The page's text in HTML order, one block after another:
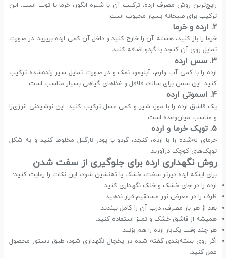
رایج‌ترین روش مصرف ارده، ترکیب آن با شیره انگور، خرما یا توت است. این
ترکیب برای صبحانه بسیار محبوب است.
۲. ارده و خرما
خرما را باز کنید، هسته آن را خارج کنید و داخل آن کمی ارده بریزید. در صورت
تمایل روی آن کنجد یا گردو اضافه کنید.
۳. سس ارده
ارده را با کمی آب ولرم، آبلیمو، نمک و در صورت تمایل سیر رنده‌شده ترکیب
کنید. این سس برای سالاد، فلافل و غذاهای گیاهی بسیار مناسب است.
۴. اسموتی ارده
یک قاشق ارده را با موز، شیر و کمی عسل ترکیب کنید. این نوشیدنی انرژی‌زا
و مناسب میان‌وعده است.
۵. توپک خرما و ارده
خرمای له‌شده را با ارده، کنجد، گردو یا پودر نارگیل مخلوط کنید و به شکل
توپک‌های کوچک درآورید.
روش نگهداری ارده برای جلوگیری از سفت شدن
برای اینکه ارده دیرتر سفت، خشک یا ته‌نشین شود، این نکات را رعایت کنید:
ارده را در جای خشک و خنک نگهداری کنید.
ظرف را در معرض نور مستقیم قرار ندهید.
بعد از هر بار مصرف، درب آن را کامل ببندید.
همیشه از قاشق خشک و تمیز استفاده کنید.
هر چند وقت یک‌بار ارده را هم بزنید.
اگر روی بسته‌بندی گفته شده در یخچال نگهداری شود، طبق دستور محصول
عمل کنید.